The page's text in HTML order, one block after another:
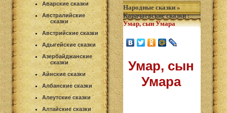
Аварские сказки
Австралийские
сказки
Австрийские сказки
Адыгейские сказки
Азербайджанские
сказки
Айнские сказки
Албанские сказки
Алеутские сказки
Алтайские сказки
Народные сказки »
Карачаевские сказки:
Умар, сын Умара
Умар, сын
Умара